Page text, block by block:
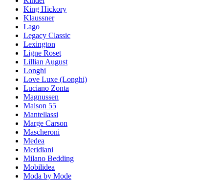
King Hickory
Klaussner
Lago
Legacy Classic
Lexington
Ligne Roset
Lillian August
Longhi
Love Luxe (Longhi)
Luciano Zonta
Magnussen
Maison 55
Mantellassi
Marge Carson
Mascheroni
Medea
Meridiani
Milano Bedding
Mobilidea
Moda by Mode